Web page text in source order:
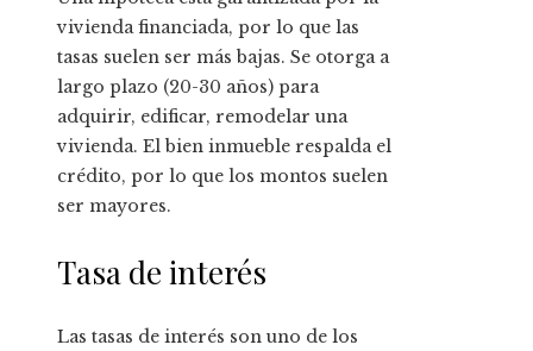
vivienda financiada, por lo que las
tasas suelen ser más bajas. Se otorga a
largo plazo (20-30 años) para
adquirir, edificar, remodelar una
vivienda. El bien inmueble respalda el
crédito, por lo que los montos suelen
ser mayores.
Tasa de interés
Las tasas de interés son uno de los